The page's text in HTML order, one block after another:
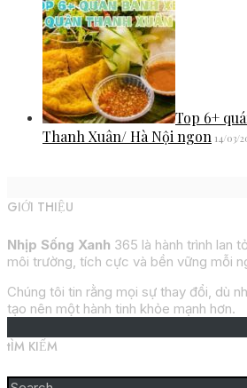
Top 6+
Thanh Xuân/ Hà Nội ngon 14/03/
GIỚI THIỆU
Nhịp Sống Xanh 365 là hành trình lan
môi trường, tích cực và bền vững mỗi
Chúng tôi tin rằng mọi sự thay đổi, dù
tạo nên một hành tinh khỏe mạnh hơn.
tÌM KIẾM